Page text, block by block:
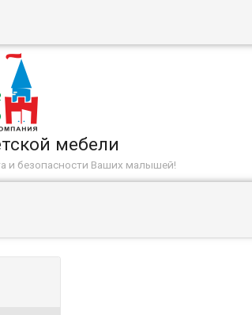
мебели
и безопасности Ваших малышей!